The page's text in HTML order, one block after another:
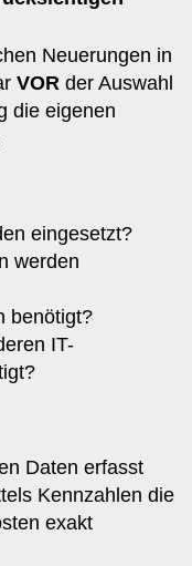
Neuerungen in
VOR der Auswahl
die eigenen
eingesetzt?
werden
benötigt?
IT-
Daten erfasst
Kennzahlen die
exakt